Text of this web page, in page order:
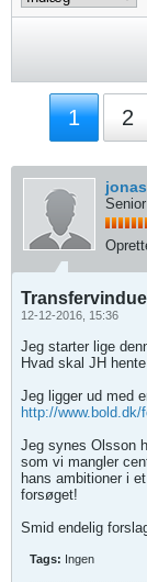
1 2
12-12-2016, 15:36
Jeg starter lige
Hvad skal JH
Jeg ligger ud med
http://
Jeg synes Olsson
som vi mangler
hans ambitioner i
forsøget!
Smid endelig
Tags: Ingen